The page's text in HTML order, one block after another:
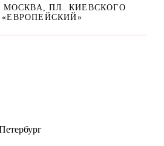
МОСКВА, ПЛ. КИЕВСКОГО